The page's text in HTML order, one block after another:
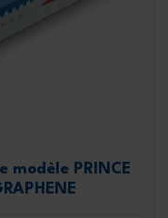
modèle PRINCE